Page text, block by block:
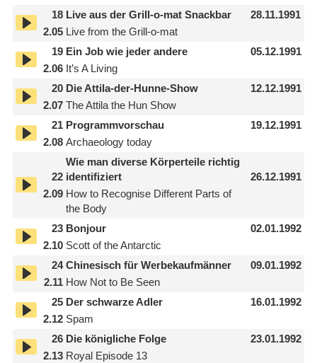
18
2.05
Live aus der Grill-o-mat Snackbar
Live from the Grill-o-mat
28.11.1991
19
2.06
Ein Job wie jeder andere
It’s A Living
05.12.1991
20
2.07
Die Attila-der-Hunne-Show
The Attila the Hun Show
12.12.1991
21
2.08
Programmvorschau
Archaeology today
19.12.1991
22
2.09
Wie man diverse Körperteile richtig
identifiziert
How to Recognise Different Parts of
the Body
26.12.1991
23
2.10
Bonjour
Scott of the Antarctic
02.01.1992
24
2.11
Chinesisch für Werbekaufmänner
How Not to Be Seen
09.01.1992
25
2.12
Der schwarze Adler
Spam
16.01.1992
26
2.13
Die königliche Folge
Royal Episode 13
23.01.1992